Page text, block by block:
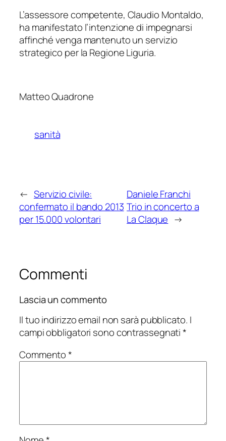
L’assessore competente, Claudio Montaldo,
ha manifestato l’intenzione di impegnarsi
affinché venga mantenuto un servizio
strategico per la Regione Liguria.
Matteo Quadrone
sanità
← Servizio civile:
confermato il bando 2013
per 15.000 volontari
Daniele Franchi
Trio in concerto a
La Claque →
Commenti
Lascia un commento
Il tuo indirizzo email non sarà pubblicato. I
campi obbligatori sono contrassegnati*
Commento*